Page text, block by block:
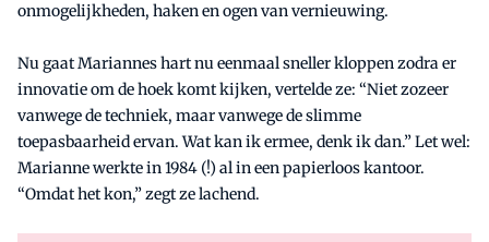
onmogelijkheden, haken en ogen van vernieuwing.
Nu gaat Mariannes hart nu eenmaal sneller kloppen zodra er
innovatie om de hoek komt kijken, vertelde ze: “Niet zozeer
vanwege de techniek, maar vanwege de slimme
toepasbaarheid ervan. Wat kan ik ermee, denk ik dan.” Let wel:
Marianne werkte in 1984 (!) al in een papierloos kantoor.
“Omdat het kon,” zegt ze lachend.